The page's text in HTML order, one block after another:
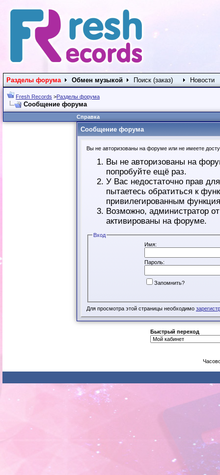
Разделы форума Обмен музыкой Поиск (заказ) Новости
Fresh Records >Разделы форума
Сообщение форума
Справка
Сообщение форума
Вы не авторизованы на форуме или не имеете
Вы не авторизованы на
попробуйте ещё раз.
У Вас недостаточно прав
пытаетесь обратиться к
привилегированным
Возможно, администратор
активированы на форуме.
Вход
Имя:
Пароль:
Запомнить?
Для просмотра этой страницы необходимо
Быстрый переход